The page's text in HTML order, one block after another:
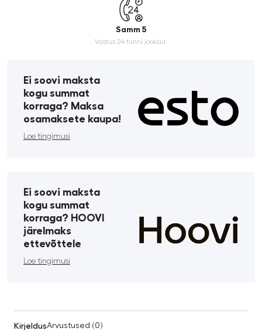
Samm 5
Vastus 24 tunni jooksul.
Ei soovi maksta
kogu summat
korraga? Maksa
osamaksete kaupa!
Loe tingimusi
Ei soovi maksta
kogu summat
korraga? HOOVI
järelmaks
ettevõttele
Loe tingimusi
KirjeldusArvustused (0)